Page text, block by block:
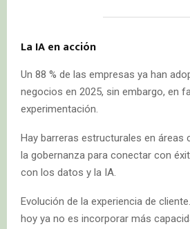
La IA en acción
Un 88 % de las empresas ya han
negocios en 2025, sin embargo, en
experimentación.
Hay barreras estructurales en áreas
la gobernanza para conectar con
con los datos y la IA.
Evolución de la experiencia de
hoy ya no es incorporar más